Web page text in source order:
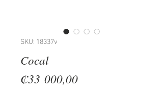
SKU: 18337v
Cocal
₡33 000,00Precio